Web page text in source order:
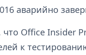
аварийно
Office Insider
к